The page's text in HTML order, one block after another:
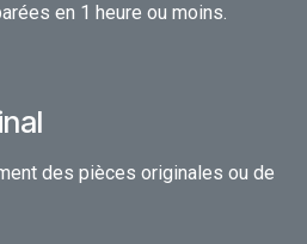
en 1 heure ou moins.
des pièces originales ou de